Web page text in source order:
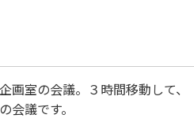
画室の会議。３時間移動して、
会議です。